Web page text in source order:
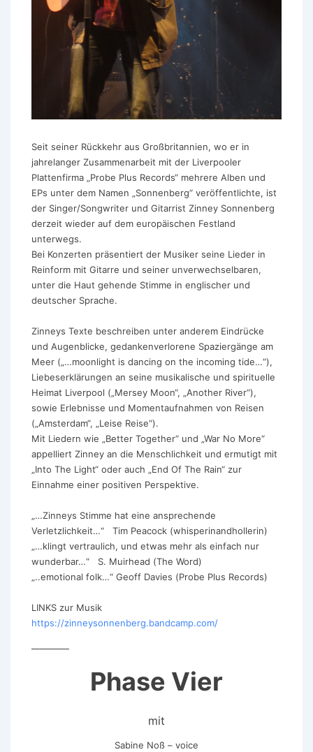
Seit seiner Rückkehr aus Großbritannien, wo er in
jahrelanger Zusammenarbeit mit der Liverpooler
Plattenfirma „Probe Plus Records“ mehrere Alben und
EPs unter dem Namen „Sonnenberg“ veröffentlichte, ist
der Singer/Songwriter und Gitarrist Zinney Sonnenberg
derzeit wieder auf dem europäischen Festland
unterwegs.
Bei Konzerten präsentiert der Musiker seine Lieder in
Reinform mit Gitarre und seiner unverwechselbaren,
unter die Haut gehende Stimme in englischer und
deutscher Sprache.
Zinneys Texte beschreiben unter anderem Eindrücke
und Augenblicke, gedankenverlorene Spaziergänge am
Meer („…moonlight is dancing on the incoming tide…“),
Liebeserklärungen an seine musikalische und spirituelle
Heimat Liverpool („Mersey Moon“, „Another River“),
sowie Erlebnisse und Momentaufnahmen von Reisen
(„Amsterdam“, „Leise Reise“).
Mit Liedern wie „Better Together“ und „War No More“
appelliert Zinney an die Menschlichkeit und ermutigt mit
„Into The Light“ oder auch „End Of The Rain“ zur
Einnahme einer positiven Perspektive.
„…Zinneys Stimme hat eine ansprechende
Verletzlichkeit…“ Tim Peacock (whisperinandhollerin)
„…klingt vertraulich, und etwas mehr als einfach nur
wunderbar…“ S. Muirhead (The Word)
„..emotional folk…“ Geoff Davies (Probe Plus Records)
LINKS zur Musik
https://zinneysonnenberg.bandcamp.com/
Phase Vier
mit
Sabine Noß – voice